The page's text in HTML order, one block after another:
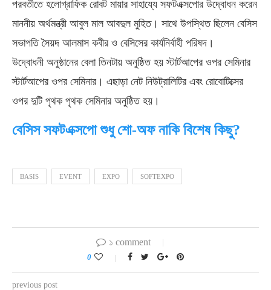
পরবর্তীতে হলোগ্রাফিক রোবট মায়ার সাহায্যে সফটএক্সপোর উদ্বোধন করেন
মাননীয় অর্থমন্ত্রী আবুল মাল আবদুল মুহিত। সাথে উপস্থিত ছিলেন বেসিস
সভাপতি সৈয়দ আলমাস কবীর ও বেসিসের কার্যনির্বাহী পরিষদ।
উদ্বোধনী অনুষ্ঠানের বেলা তিনটায় অনুষ্ঠিত হয় স্টার্টআপের ওপর সেমিনার
স্টার্টআপের ওপর সেমিনার। এছাড়া নেট নিউট্রালিটির এবং রোবোটিক্সের
ওপর দুটি পৃথক পৃথক সেমিনার অনুষ্ঠিত হয়।
বেসিস সফটএক্সপো শুধু শো-অফ নাকি বিশেষ কিছু?
BASIS EVENT EXPO SOFTEXPO
১ comment
0
previous post